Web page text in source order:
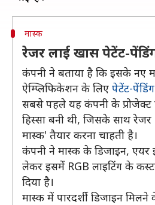
मास्क
रेजर लाई खास पेटेंट-
कंपनी ने बताया है कि इसके नए
ऐम्प्लिफिकेशन के लिए पेटेंट-
सबसे पहले यह कंपनी के प्रोजेक्ट
हिस्सा बनी थी, जिसके साथ रेजर
मास्क' तैयार करना चाहती है।
कंपनी ने मास्क के डिजाइन, एयर
लेकर इसमें RGB लाइटिंग के
दिया है।
मास्क में पारदर्शी डिजाइन